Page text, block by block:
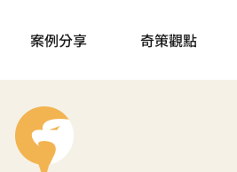
案例分享 奇策觀點